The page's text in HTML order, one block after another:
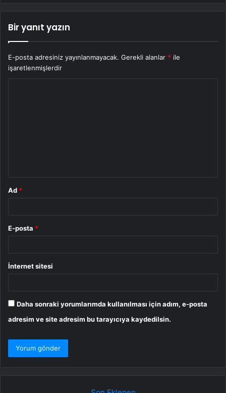
Bir yanıt yazın
E-posta adresiniz yayınlanmayacak. Gerekli alanlar * ile
işaretlenmişlerdir
Ad *
E-posta *
İnternet sitesi
Daha sonraki yorumlarımda kullanılması için adım, e-posta
adresim ve site adresim bu tarayıcıya kaydedilsin.